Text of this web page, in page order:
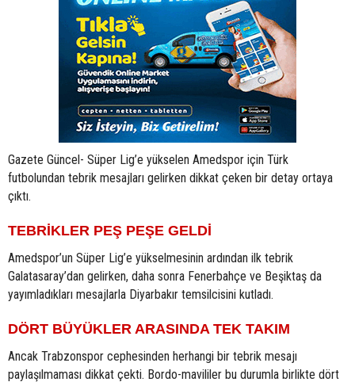
Gazete Güncel- Süper Lig’e yükselen Amedspor için Türk
futbolundan tebrik mesajları gelirken dikkat çeken bir detay ortaya
çıktı.
TEBRİKLER PEŞ PEŞE GELDİ
Amedspor’un Süper Lig’e yükselmesinin ardından ilk tebrik
Galatasaray’dan gelirken, daha sonra Fenerbahçe ve Beşiktaş da
yayımladıkları mesajlarla Diyarbakır temsilcisini kutladı.
DÖRT BÜYÜKLER ARASINDA TEK TAKIM
Ancak Trabzonspor cephesinden herhangi bir tebrik mesajı
paylaşılmaması dikkat çekti. Bordo-mavililer bu durumla birlikte dört